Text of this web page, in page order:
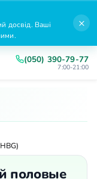
досвід. Ваші
×
(050) 390-79-77
7:00-21:00
половые